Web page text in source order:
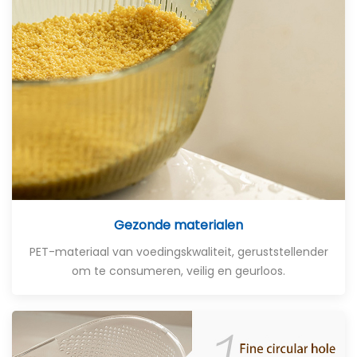
Gezonde materialen
PET-materiaal van voedingskwaliteit, geruststellender
om te consumeren, veilig en geurloos.